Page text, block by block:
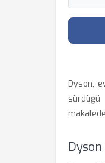
Dyson,